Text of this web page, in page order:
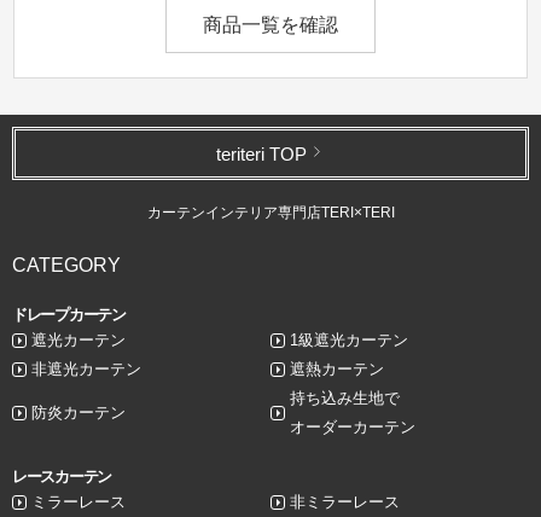
商品一覧を確認
teriteri TOP
カーテンインテリア専門店TERI×TERI
CATEGORY
ドレープカーテン
遮光カーテン
1級遮光カーテン
非遮光カーテン
遮熱カーテン
防炎カーテン
持ち込み生地で
オーダーカーテン
レースカーテン
ミラーレース
非ミラーレース